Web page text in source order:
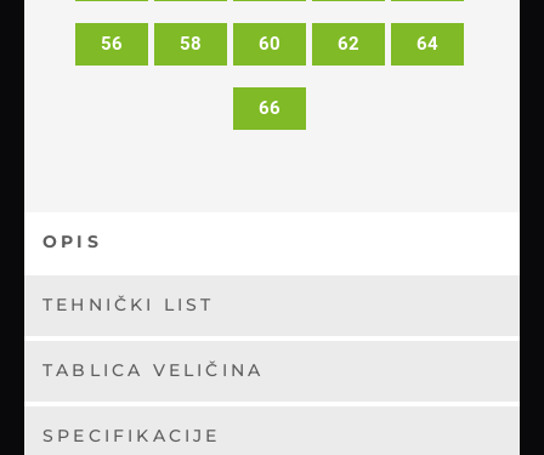
56 58 60 62 64
66
OPIS
TEHNIČKI LIST
TABLICA VELIČINA
SPECIFIKACIJE